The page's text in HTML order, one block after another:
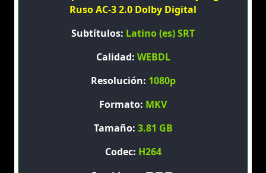
Ruso AC-3 2.0 Dolby Digital
Subtítulos: Latino (es) SRT
Calidad: WEBDL
Resolución: 1080p
Formato: MKV
Tamaño: 3.81 GB
Codec: H264